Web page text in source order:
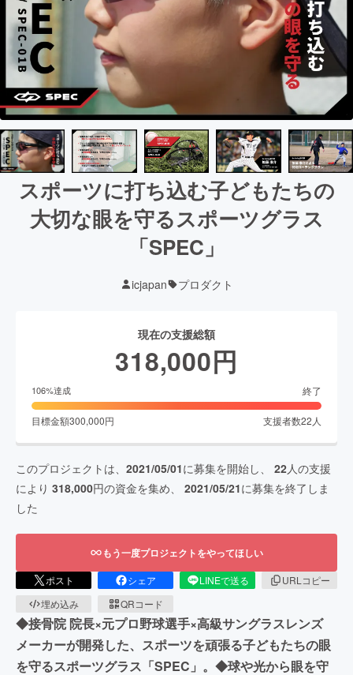
スポーツに打ち込む子どもたちの
大切な眼を守るスポーツグラス
「SPEC」
icjapan プロダクト
現在の支援総額
318,000円
106%達成 終了
目標金額300,000円 支援者数22 人
このプロジェクトは、 2021/05/01に募集を開始し、 22人の支援
により 318,000円の資金を集め、 2021/05/21に募集を終了しま
した
もう一度プロジェクトをやってほしい
ポスト シェア LINEで送る
URLコピー
埋め込み
QRコード
◆接骨院 院長×元プロ野球選手×高級サングラスレンズ
メーカーが開発した、スポーツを頑張る子どもたちの眼
を守るスポーツグラス「SPEC」。◆球や光から眼を守